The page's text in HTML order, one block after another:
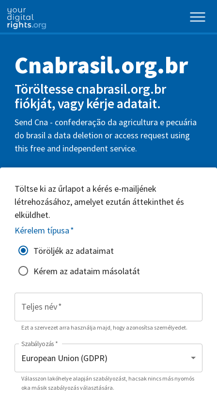
Cnabrasil.org.br
Töröltesse cnabrasil.org.br
fiókját, vagy kérje adatait.
Send Cna - confederação da agricultura e pecuária
do brasil a data deletion or access request using
this free and independent service.
Töltse ki az űrlapot a kérés e-mailjének
létrehozásához, amelyet ezután áttekinthet és
elküldhet.
Kérelem típusa*
Töröljék az adataimat
Kérem az adataim másolatát
Teljes név*
Ezt a szervezet arra használja majd, hogy azonosítsa személyedet.
Szabályozás *
Válasszon lakóhelye alapján szabályozást, hacsak nincs más nyomós
oka másik szabályozás választására.